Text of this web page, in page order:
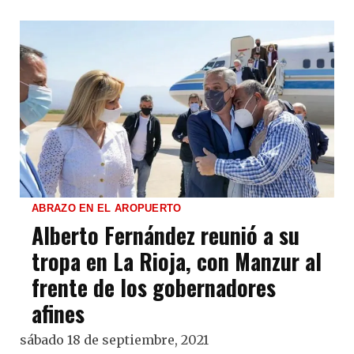
ABRAZO EN EL AROPUERTO
Alberto Fernández reunió a su
tropa en La Rioja, con Manzur al
frente de los gobernadores
afines
sábado 18 de septiembre, 2021